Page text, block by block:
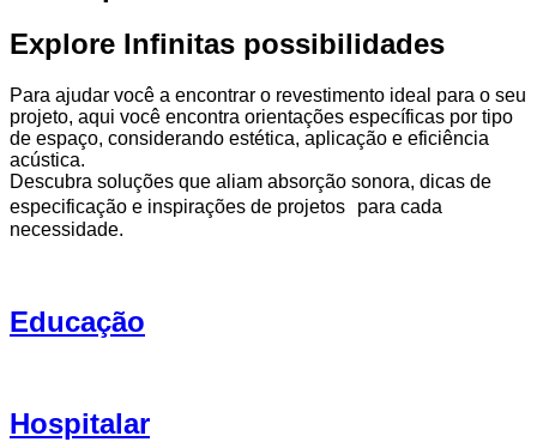
Explore Infinitas possibilidades
Para ajudar você a encontrar o revestimento ideal para o seu
projeto, aqui você encontra orientações específicas por tipo
de espaço, considerando estética, aplicação e eficiência
acústica.
Descubra soluções que aliam absorção sonora, dicas de
especificação e inspirações de projetos para cada
necessidade.
Educação
Hospitalar